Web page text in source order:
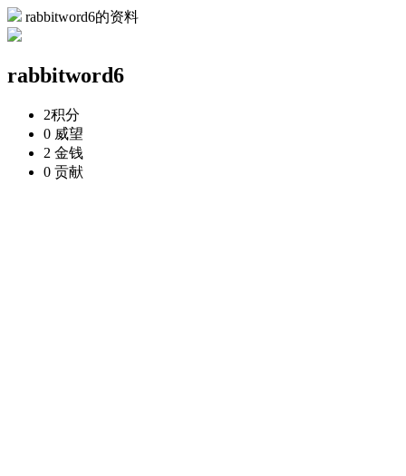
rabbitword6的资料
rabbitword6
2积分
0 威望
2 金钱
0 贡献